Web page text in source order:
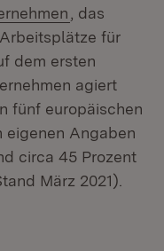
(Öffnet in
, das
für
dem ersten
agiert
fünf europäischen
eigenen Angaben
circa 45 Prozent
März 2021).